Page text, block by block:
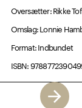
Oversætter: Rikke
Omslag: Lonnie
Format: Indbundet
ISBN: